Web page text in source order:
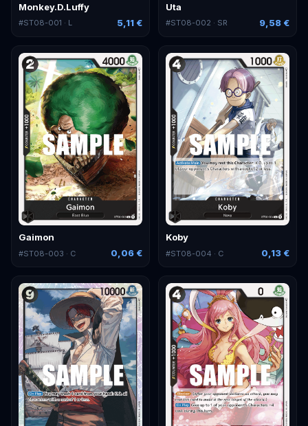
Monkey.D.Luffy
#ST08-001 · L 5,11 €
Uta
#ST08-002 · SR 9,58 €
Gaimon
#ST08-003 · C 0,06 €
Koby
#ST08-004 · C 0,13 €